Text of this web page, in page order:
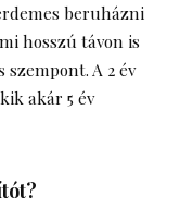
beruházni
hosszú távon is
A 2 év
akár 5 év